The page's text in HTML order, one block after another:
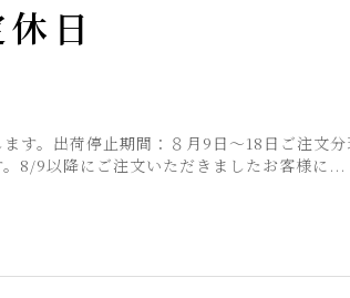
日
す。出荷停止期間：８月9日～18日ご注文
8/9以降にご注文いただきましたお客様に...